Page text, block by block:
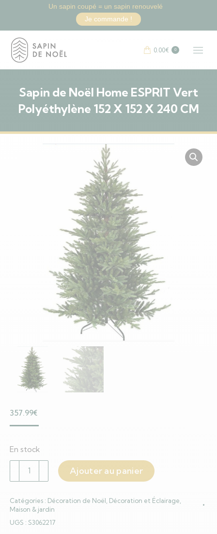
0.00€ 0
Sapin de Noël Home ESPRIT Vert
Polyéthylène 152 X 152 X 240 CM
357.99€
En stock
quantité
de
Noël
Home
Ajouter au panier
Catégories : Décoration de Noël Décoration et Éclairage
Maison & jardin
UGS : S3062217
Un sapin coupé = un sapin renouvelé
Je commande !